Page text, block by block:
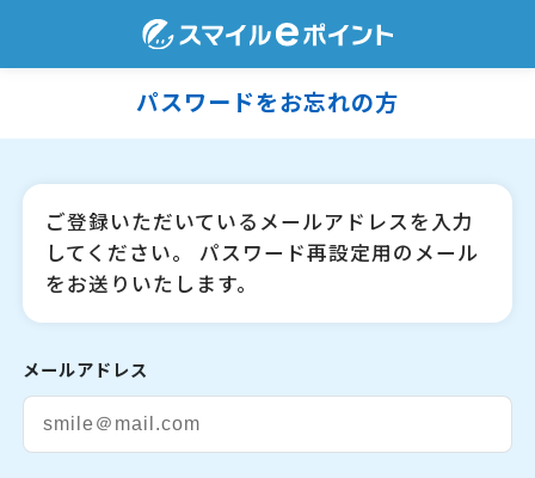
パスワードをお忘れの方
ご登録いただいているメールアドレスを入力
してください。 パスワード再設定用のメール
をお送りいたします。
メールアドレス